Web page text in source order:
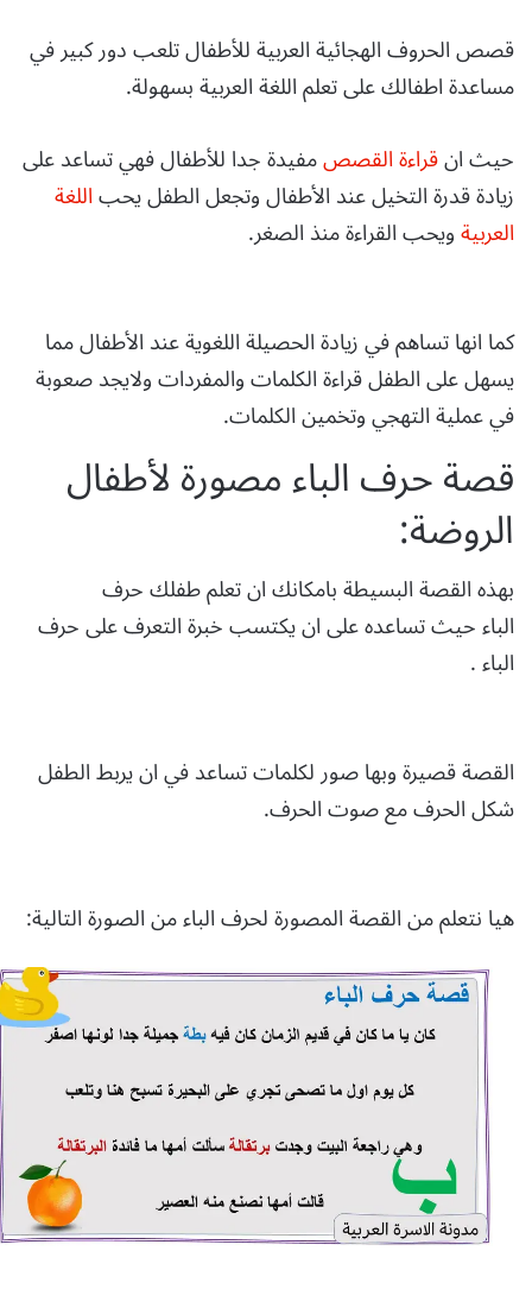
قصص الحروف الهجائية العربية للأطفال تلعب دور كبير في
مساعدة اطفالك على تعلم اللغة العربية بسهولة.
حيث انقراءة القصصمفيدة جدا للأطفال فهي تساعد على
زيادة قدرة التخيل عند الأطفال وتجعل الطفل يحباللغة
العربيةويحب القراءة منذ الصغر.
كما انها تساهم في زيادة الحصيلة اللغوية عند الأطفال مما
يسهل على الطفل قراءة الكلمات والمفردات ولايجد صعوبة
في عملية التهجي وتخمين الكلمات.
قصة حرف الباء مصورة لأطفال
الروضة:
بهذه القصة البسيطة بامكانك ان تعلم طفلك حرف
الباء حيث تساعده على ان يكتسب خبرة التعرف على حرف
الباء .
القصة قصيرة وبها صور لكلمات تساعد في ان يربط الطفل
شكل الحرف مع صوت الحرف.
هيا نتعلم من القصة المصورة لحرف الباء من الصورة التالية: